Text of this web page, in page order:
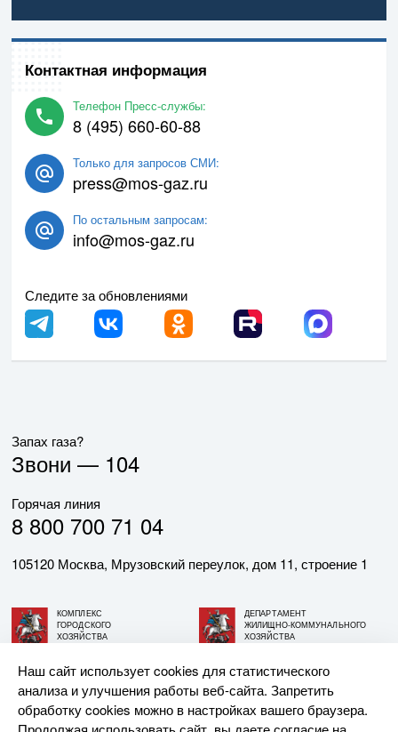
Контактная информация
Телефон Пресс-службы:
8 (495) 660-60-88
Только для запросов СМИ:
press@mos-gaz.ru
По остальным запросам:
info@mos-gaz.ru
Следите за обновлениями
Запах газа?
Звони — 104
Горячая линия
8 800 700 71 04
105120 Москва, Мрузовский переулок, дом 11, строение 1
КОМПЛЕКС
ГОРОДСКОГО
ХОЗЯЙСТВА
ДЕПАРТАМЕНТ
ЖИЛИЩНО-КОММУНАЛЬНОГО
ХОЗЯЙСТВА
© АО «МОСГАЗ», 2026. При использовании материалов
ссылка на сайт обязательна.
Наш сайт использует cookies для статистического
анализа и улучшения работы веб-сайта. Запретить
обработку cookies можно в настройках вашего браузера.